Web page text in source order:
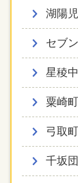
湖陽
セブ
星稜
粟崎
弓取
千坂